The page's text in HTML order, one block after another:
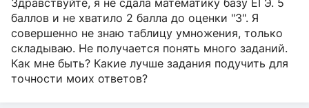
Здравствуйте, я не сдала математику базу ЕГЭ. 5
баллов и не хватило 2 балла до оценки "3". Я
совершенно не знаю таблицу умножения, только
складываю. Не получается понять много заданий.
Как мне быть? Какие лучше задания подучить для
точности моих ответов?